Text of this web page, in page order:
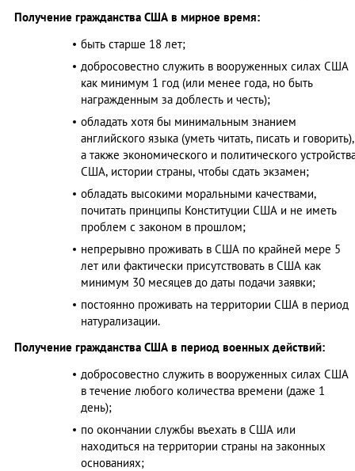
Получение гражданства США в мирное время:
быть старше 18 лет;
добросовестно служить в вооруженных силах США
как минимум 1 год (или менее года, но быть
награжденным за доблесть и честь);
обладать хотя бы минимальным знанием
английского языка (уметь читать, писать и говорить),
а также экономического и политического
США, истории страны, чтобы сдать экзамен;
обладать высокими моральными качествами,
почитать принципы Конституции США и не иметь
проблем с законом в прошлом;
непрерывно проживать в США по крайней мере 5
лет или фактически присутствовать в США как
минимум 30 месяцев до даты подачи заявки;
постоянно проживать на территории США в период
натурализации.
Получение гражданства США в период военных действий:
добросовестно служить в вооруженных силах США
в течение любого количества времени (даже 1
день);
по окончании службы въехать в США или
находиться на территории страны на законных
основаниях;